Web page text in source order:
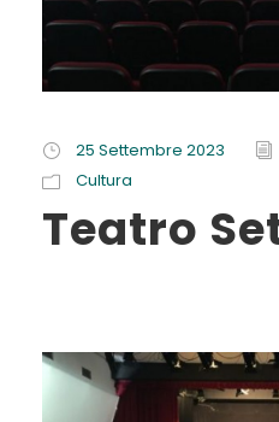
25 Settembre 2023
Cultura
Teatro